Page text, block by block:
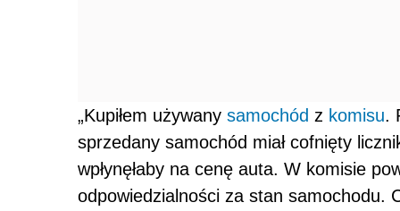
„Kupiłem używany samochód z komisu.
sprzedany samochód miał cofnięty
wpłynęłaby na cenę auta. W komisie
odpowiedzialności za stan samochodu.